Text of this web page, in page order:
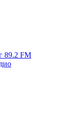
89.2 FM